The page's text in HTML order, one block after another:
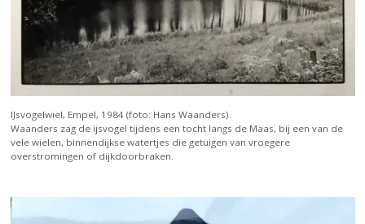
IJsvogelwiel, Empel, 1984 (foto: Hans Waanders).
Waanders zag de ijsvogel tijdens een tocht langs de Maas, bij een van de
vele wielen, binnendijkse watertjes die getuigen van vroegere
overstromingen of dijkdoorbraken.